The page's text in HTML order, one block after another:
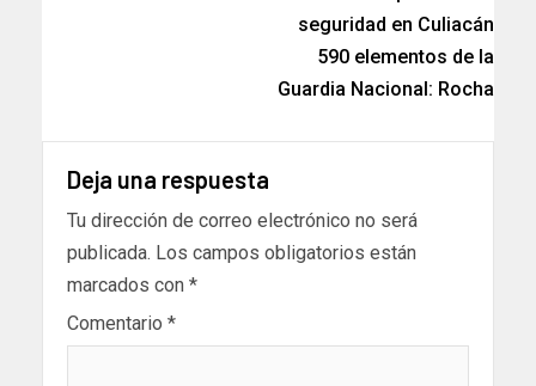
seguridad en Culiacán
590 elementos de la
Guardia Nacional: Rocha
Deja una respuesta
Tu dirección de correo electrónico no será
publicada. Los campos obligatorios están
marcados con *
Comentario *